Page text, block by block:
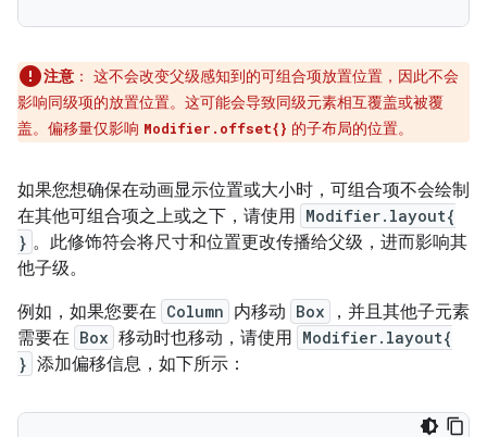
注意 ： 这不会改变父级感知到的可组合项放置位置，因此不会
影响同级项的放置位置。这可能会导致同级元素相互覆盖或被覆
盖。偏移量仅影响 Modifier.offset{} 的子布局的位置。
如果您想确保在动画显示位置或大小时，可组合项不会绘制
在其他可组合项之上或之下，请使用 Modifier.layout{
} 。此修饰符会将尺寸和位置更改传播给父级，进而影响其
他子级。
例如，如果您要在 Column 内移动 Box
，并且其他子元素
需要在 Box 移动时也移动，请使用 Modifier.layout{
} 添加偏移信息，如下所示：